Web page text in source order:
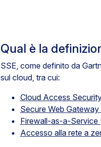
Qual è la
SSE, come definito da
sul cloud, tra cui:
Cloud Access
Secure Web
Firewall-as-a-Service
Accesso alla rete a